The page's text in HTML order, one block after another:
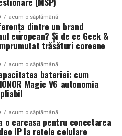
hibride
14 februarie, în Cinema
de la 18:30, spectatorii sunt
Paul Decu și de
si Oana Gherman,
City
specială în prezența
de la 17:30.
Decuși actoriiSergiu
acum o săptămână
dintre un brand
european? Și de ce Geek &
trăsături coreene
acum o săptămână
bateriei: cum
Magic V6 autonomia
acum o săptămână
o carcasa pentru conectarea
IP la retele celulare